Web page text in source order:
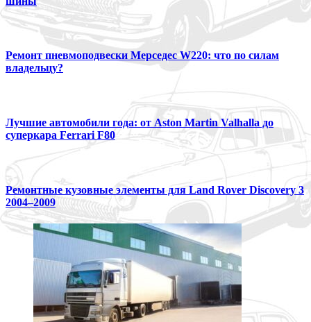
Ремонт пневмоподвески Мерседес W220: что по силам
владельцу?
Лучшие автомобили года: от Aston Martin Valhalla до
суперкара Ferrari F80
Ремонтные кузовные элементы для Land Rover Discovery 3
2004–2009